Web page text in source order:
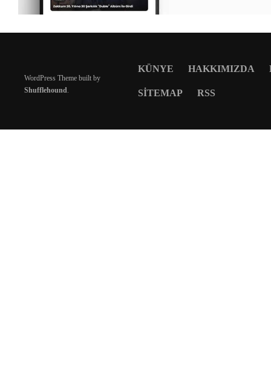
WordPress Theme built by
Shufflehound.
KÜNYE HAKKIMIZDA
SITEMAP RSS